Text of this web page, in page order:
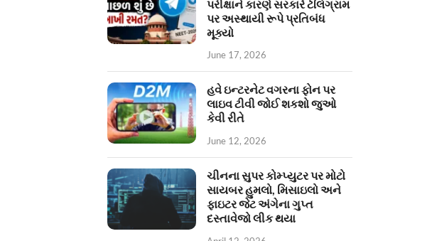
પરીક્ષાને કારણે સરકારે ટેલિગ્રામ
પર અસ્થાયી રૂપે પ્રતિબંધ
મૂક્યો
June 17, 2026
હવે ઇન્ટરનેટ વગરના ફોન પર
લાઇવ ટીવી જોઈ શકશો જુઓ
કેવી રીતે
June 12, 2026
ચીનના સુપર કોમ્પ્યુટર પર મોટો
સાયબર હુમલો, મિસાઇલો અને
ફાઇટર જેટ અંગેના ગુપ્ત
દસ્તાવેજો લીક થયા